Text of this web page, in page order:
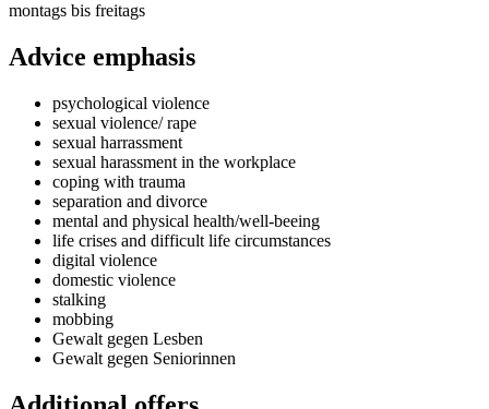
montags bis freitags
Advice emphasis
psychological violence
sexual violence/ rape
sexual harrassment
sexual harassment in the workplace
coping with trauma
separation and divorce
mental and physical health/well-beeing
life crises and difficult life circumstances
digital violence
domestic violence
stalking
mobbing
Gewalt gegen Lesben
Gewalt gegen Seniorinnen